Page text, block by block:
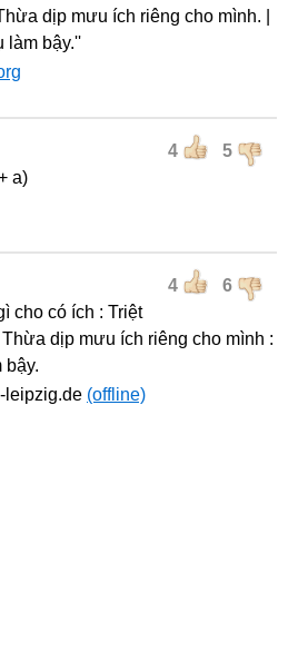
dịp mưu ích riêng cho mình. |
làm bậy.''
4 5
a)
4 6
cho có ích : Triệt
dịp mưu ích riêng cho mình :
bậy.
leipzig.de (offline)